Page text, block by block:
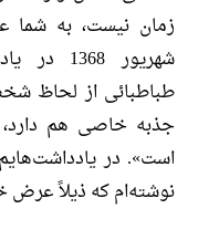
زمان نیست، به
شهریور
طباطبائی از لحاظ
جذبه خاصی هم
است». در
نوشته‌ام که ذیلاً عرض